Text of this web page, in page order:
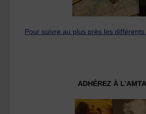
Pour suivre au plus près les différents
ADHÉREZ À L’AMTA